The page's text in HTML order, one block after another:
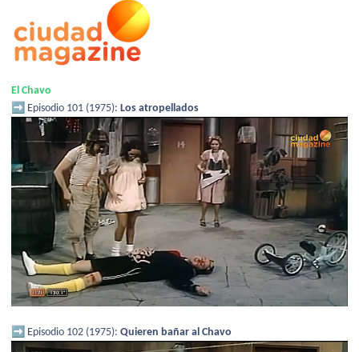
El Chavo
➡️ Episodio 101 (1975): Los atropellados
➡️ Episodio 102 (1975): Quieren bañar al Chavo